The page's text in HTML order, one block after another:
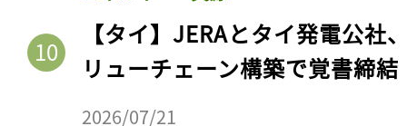
【タイ】JERAとタイ発電公社
リューチェーン構築で覚書締結
2026/07/21
ログインが必